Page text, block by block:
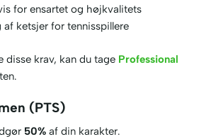
for ensartet og højkvalitets
af ketsjer for tennisspillere
disse krav, kan du tage Professional
(PTS)
50% af din karakter.